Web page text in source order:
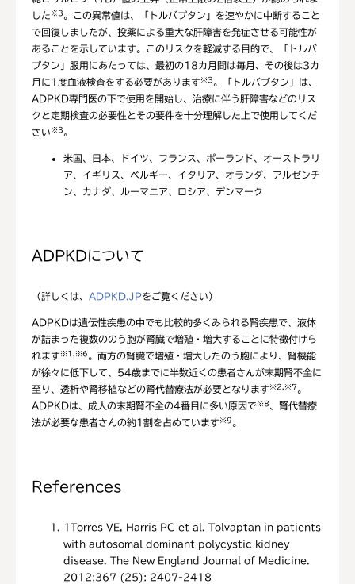
した ※3 。この異常値は、「トルバプタン」を速やかに中断すること
で回復しましたが、投薬による重大な肝障害を発症させる可能性が
あることを示しています。このリスクを軽減する目的で、「トルバ
プタン」服用にあたっては、最初の18カ月間は毎月、その後は3カ
月に1度血液検査をする必要があります ※3 。「トルバプタン」は、
ADPKD専門医の下で使用を開始し、治療に伴う肝障害などのリス
クと定期検査の必要性とその要件を十分理解した上で使用してくだ
さい ※3 。
米国、日本、ドイツ、フランス、ポーランド、オーストラリ
ア、イギリス、ベルギー、イタリア、オランダ、アルゼンチ
ン、カナダ、ルーマニア、ロシア、デンマーク
ADPKDについて
（詳しくは、 ADPKD.JPをご覧ください）
ADPKDは遺伝性疾患の中でも比較的多くみられる腎疾患で、液体
が詰まった複数ののう胞が腎臓で増殖・増大することに特徴付けら
れます ※1,※6 。両方の腎臓で増殖・増大したのう胞により、腎機能
が徐々に低下して、54歳までに半数近くの患者さんが末期腎不全に
至り、透析や腎移植などの腎代替療法が必要となります ※2,※7。
ADPKDは、成人の末期腎不全の4番目に多い原因で※8 、腎代替療
法が必要な患者さんの約1割を占めています ※9 。
References
1 Torres VE, Harris PC et al. Tolvaptan in patients
with autosomal dominant polycystic kidney
disease. The New England Journal of Medicine.
2012;367 (25): 2407-2418